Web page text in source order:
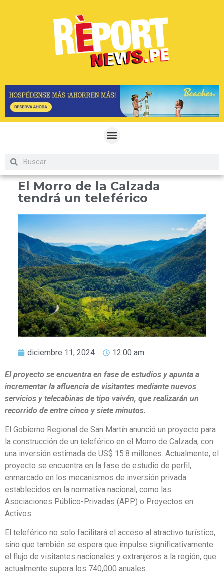
El Morro de la Calzada
tendrá un teleférico
diciembre 11, 2024 12:00 am
El proyecto se encuentra en fase de estudios y apunta a
incrementar la afluencia de visitantes mediante nuevos
servicios y telecabinas de tipo vaivén, que realizarán un
recorrido de entre cinco y siete minutos.
El Gobierno Regional de San Martín anunció un proyecto para
la construcción de un teleférico en el Morro de Calzada, con
una inversión estimada de US$ 15.8 millones. Actualmente, el
proyecto se encuentra en la fase de estudio de perfil,
enmarcado en los mecanismos de inversión privada
establecidos en la normativa nacional, como las
Asociaciones Público-Privadas (APP) o Proyectos en
Activos.
El teleférico no solo facilitará el acceso al atractivo turístico,
sino que también se espera que impulse significativamente
el flujo de visitantes nacionales y extranjeros a la región, que
actualmente supera los 740,000 anuales.